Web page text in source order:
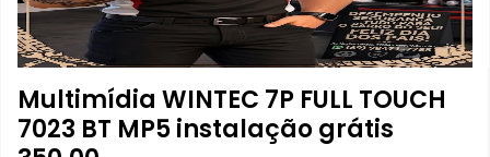
Multimídia WINTEC 7P FULL TOUCH
7023 BT MP5 instalação grátis